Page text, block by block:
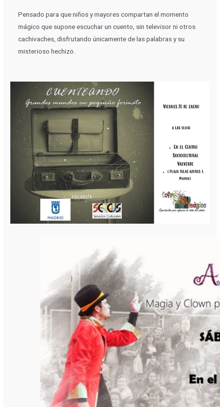
Pensado para que niños y mayores compartan el momento
mágico que supone escuchar un cuento, sin televisor ni otros
cachivaches, disfrutando únicamente de las palabras y su
misterioso hechizo.